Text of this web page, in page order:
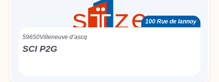
100 Rue de lannoy
59650Villeneuve d’ascq
SCI P2G